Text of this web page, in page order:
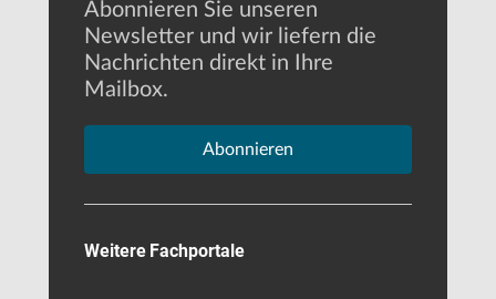
Abonnieren Sie unseren
Newsletter und wir liefern die
Nachrichten direkt in Ihre
Mailbox.
Abonnieren
Weitere Fachportale